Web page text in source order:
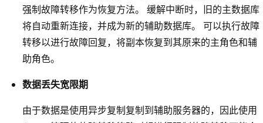
强制故障转移作为恢复方法。 缓解中断时，旧的主数据库
将自动重新连接，并成为新的辅助数据库。 可以执行故障
转移以进行故障回复，将副本恢复到其原来的主角色和辅
助角色。
数据丢失宽限期
由于数据是使用异步复制复制到辅助服务器的，因此使用